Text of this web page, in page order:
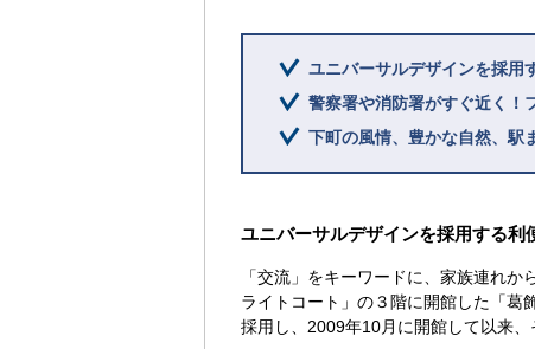
ユニバーサルデザインを採用
警察署や消防署がすぐ近く！
下町の風情、豊かな自然、駅
ユニバーサルデザインを採用する利
「交流」をキーワードに、家族連れ
ライトコート」の３階に開館した「葛
採用し、2009年10月に開館して以来